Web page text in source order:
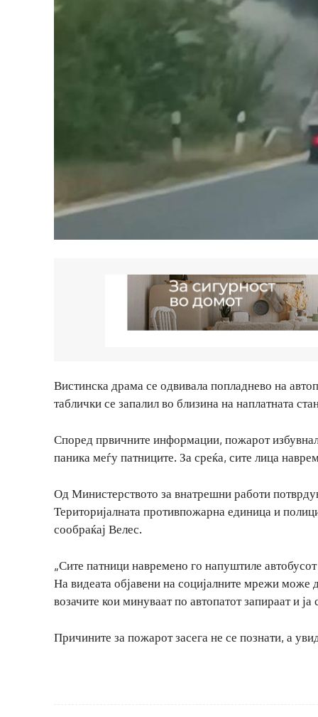
Вистинска драма се одвивала попладнево на
таблички се запалил во близина на наплатната
Според првичните информации, пожарот
паника меѓу патниците. За среќа, сите лица
Од Министерството за внатрешни работи
Територијалната противпожарна единица и
сообраќај Велес.
„Сите патници навремено го напуштиле
На видеата објавени на социјалните мрежи може
возачите кои минуваат по автопатот запираат и
Причините за пожарот засега не се познати, а